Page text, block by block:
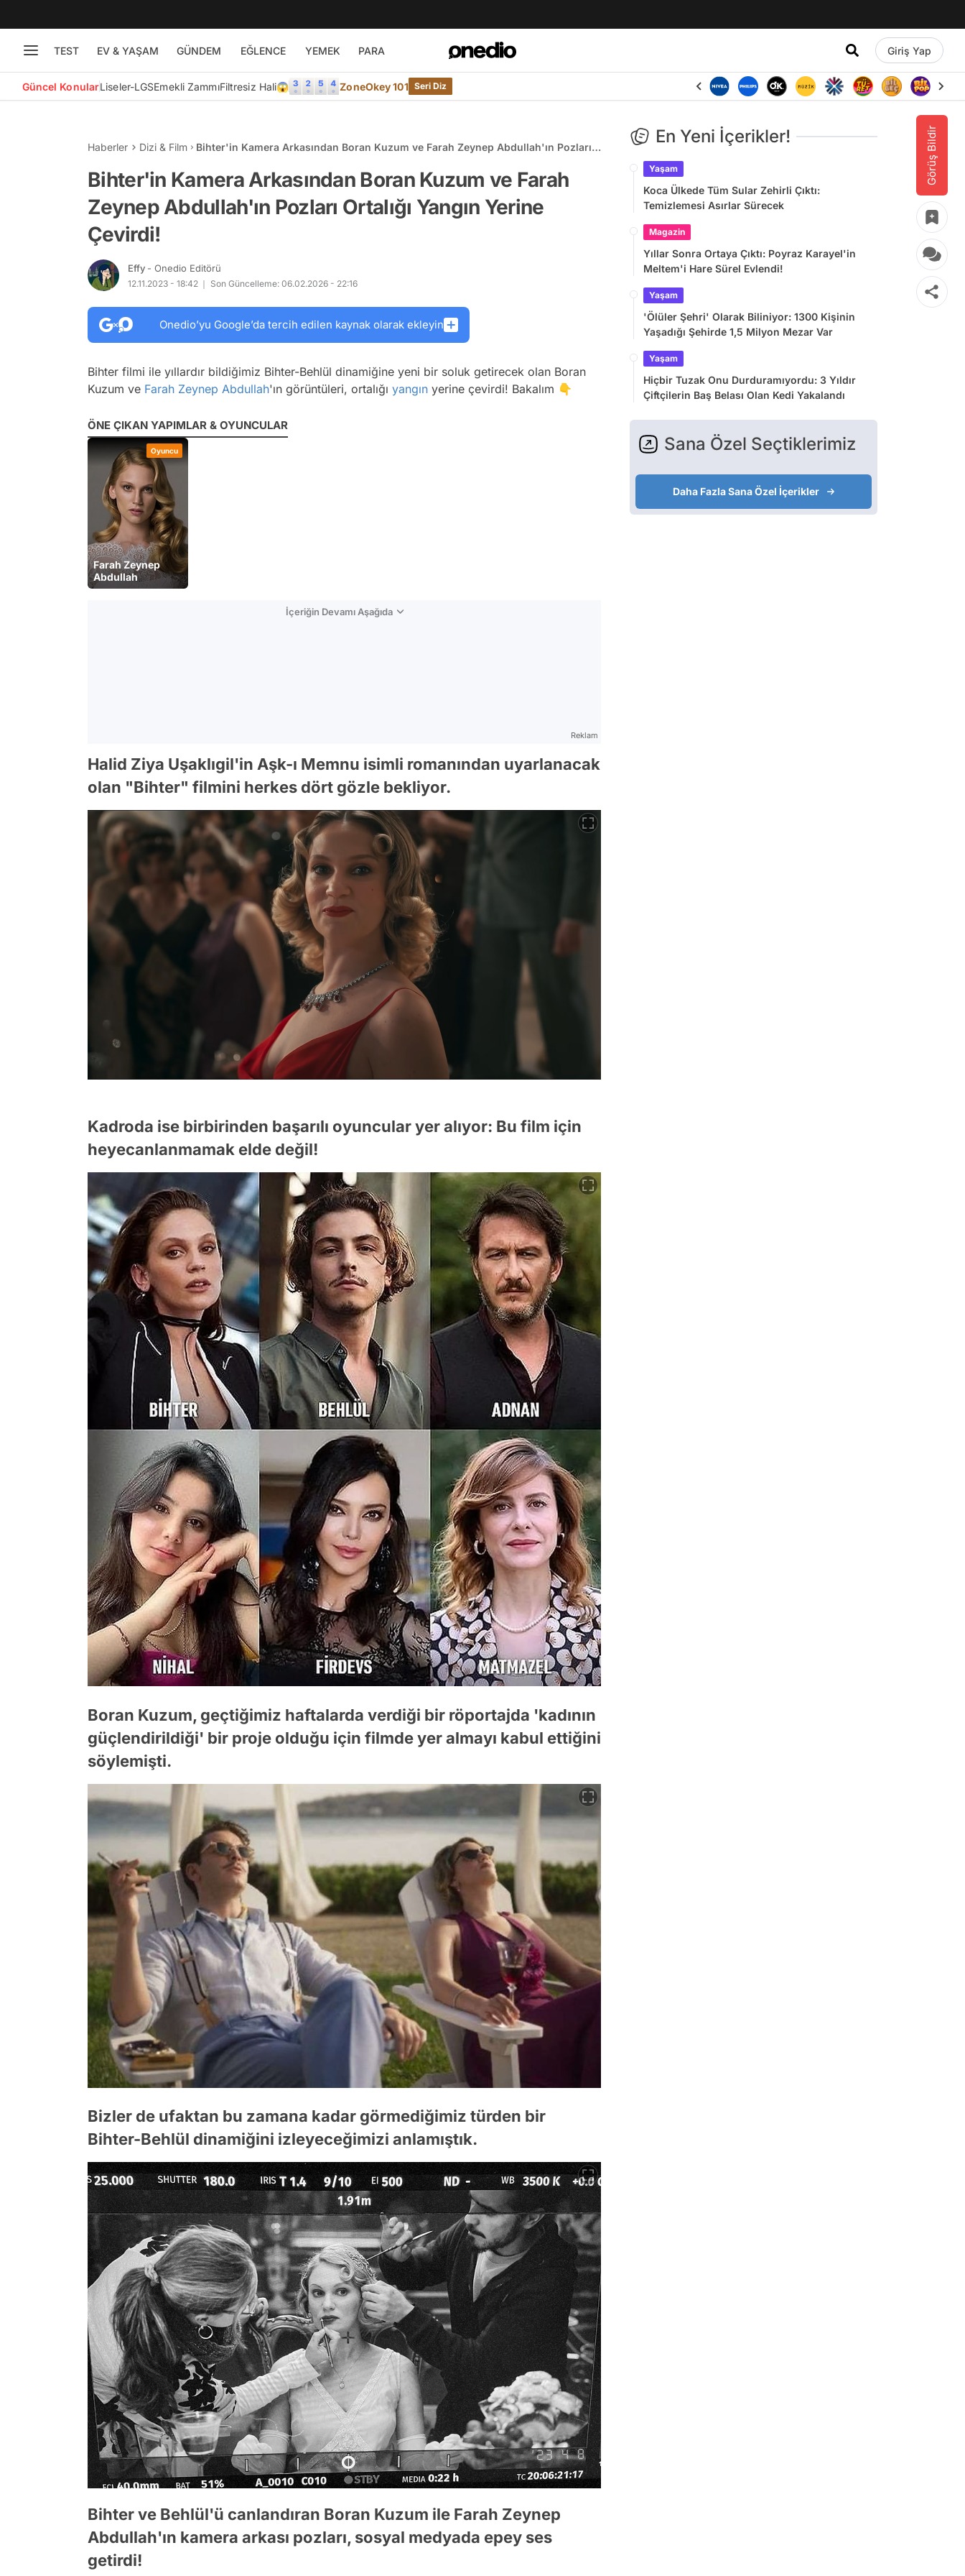
TEST EV & YAŞAM GÜNDEM EĞLENCE YEMEK PARA Giriş Yap
Güncel KonularLiseler-LGSEmekli ZammıFiltresiz Hali😱 ZoneOkey 101 Seri Diz
Görüş Bildir
Haberler Dizi & Film
Bihter'in Kamera Arkasından Boran Kuzum ve Farah Zeynep Abdullah'ın Pozları
Bihter'in Kamera Arkasından Boran Kuzum ve Farah
Zeynep Abdullah'ın Pozları Ortalığı Yangın Yerine
Çevirdi!
Effy - Onedio Editörü
12.11.2023 - 18:42 Son Güncelleme: 06.02.2026 - 22:16
Onedio’yu Google’da tercih edilen kaynak olarak ekleyin
Bihter filmi ile yıllardır bildiğimiz Bihter-Behlül dinamiğine yeni bir soluk getirecek olan Boran
Kuzum ve Farah Zeynep Abdullah'ın görüntüleri, ortalığı yangın yerine çevirdi! Bakalım 👇
ÖNE ÇIKAN YAPIMLAR & OYUNCULAR
Oyuncu
Farah Zeynep
Abdullah
İçeriğin Devamı Aşağıda
Reklam
Halid Ziya Uşaklıgil'in Aşk-ı Memnu isimli romanından uyarlanacak
olan "Bihter" filmini herkes dört gözle bekliyor.
Kadroda ise birbirinden başarılı oyuncular yer alıyor: Bu film için
heyecanlanmamak elde değil!
Boran Kuzum, geçtiğimiz haftalarda verdiği bir röportajda 'kadının
güçlendirildiği' bir proje olduğu için filmde yer almayı kabul ettiğini
söylemişti.
Bizler de ufaktan bu zamana kadar görmediğimiz türden bir
Bihter-Behlül dinamiğini izleyeceğimizi anlamıştık.
Bihter ve Behlül'ü canlandıran Boran Kuzum ile Farah Zeynep
Abdullah'ın kamera arkası pozları, sosyal medyada epey ses
getirdi!
En Yeni İçerikler!
Yaşam
Koca Ülkede Tüm Sular Zehirli Çıktı:
Temizlemesi Asırlar Sürecek
Magazin
Yıllar Sonra Ortaya Çıktı: Poyraz Karayel'in
Meltem'i Hare Sürel Evlendi!
Yaşam
'Ölüler Şehri' Olarak Biliniyor: 1300 Kişinin
Yaşadığı Şehirde 1,5 Milyon Mezar Var
Yaşam
Hiçbir Tuzak Onu Durduramıyordu: 3 Yıldır
Çiftçilerin Baş Belası Olan Kedi Yakalandı
Sana Özel Seçtiklerimiz
Daha Fazla Sana Özel İçerikler